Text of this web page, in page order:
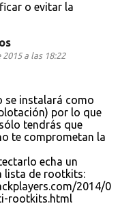
o evitar la
a las 18:22
se instalará como
por lo que
tendrás que
te comprometan la
echa un
lista de rootkits:
2014/0
rootkits.html